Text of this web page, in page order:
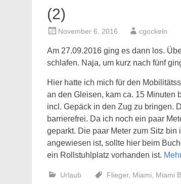
(2)
November 6, 2016 cgockeln
Am 27.09.2016 ging es dann los.
schlafen. Naja, um kurz nach fünf
Hier hatte ich mich für den
an den Gleisen, kam ca. 15 Minuten
incl. Gepäck in den Zug zu bringen.
barrierefrei. Da ich noch ein paar
geparkt. Die paar Meter zum Sitz
angewiesen ist, sollte hier beim
ein Rollstuhlplatz vorhanden ist.
Urlaub Flieger, Miami Miami